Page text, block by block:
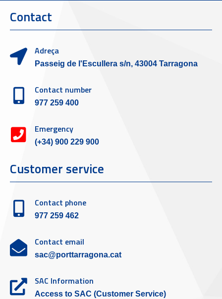
Contact
Adreça
Passeig de l'Escullera s/n, 43004 Tarragona
Contact number
977 259 400
Emergency
(+34) 900 229 900
Customer service
Contact phone
977 259 462
Contact email
sac@porttarragona.cat
SAC Information
Access to SAC (Customer Service)